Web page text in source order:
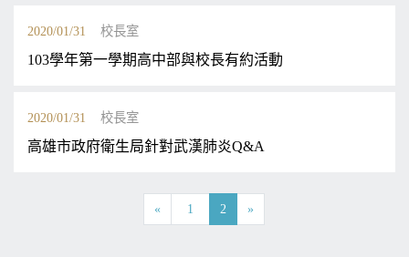
2020/01/31 校長室
103學年第一學期高中部與校長有約活動
2020/01/31 校長室
高雄市政府衛生局針對武漢肺炎Q&A
« 1 2 »